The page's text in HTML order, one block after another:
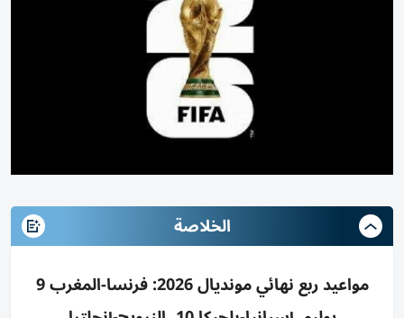
الخلاصة
مواعيد ربع نهائي مونديال 2026: فرنسا-المغرب 9